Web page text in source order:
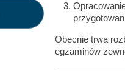
Obecnie trwa
egzaminów